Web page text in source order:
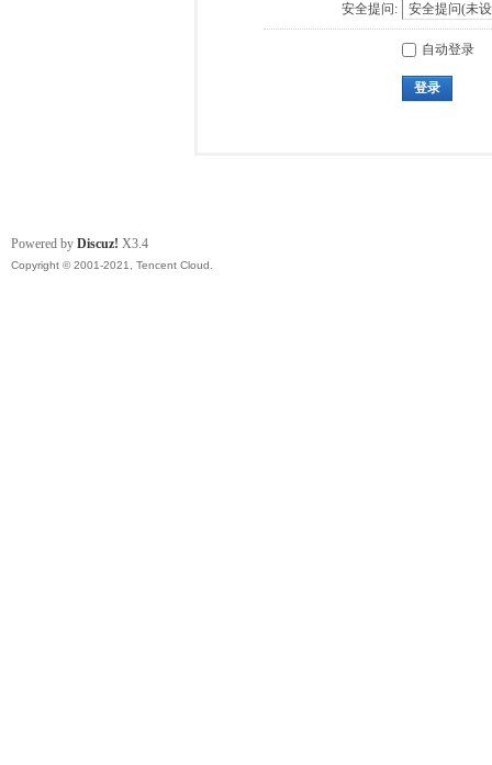
安全提问:
自动登录
登录
Powered by Discuz! X3.4
Copyright © 2001-2021, Tencent Cloud.